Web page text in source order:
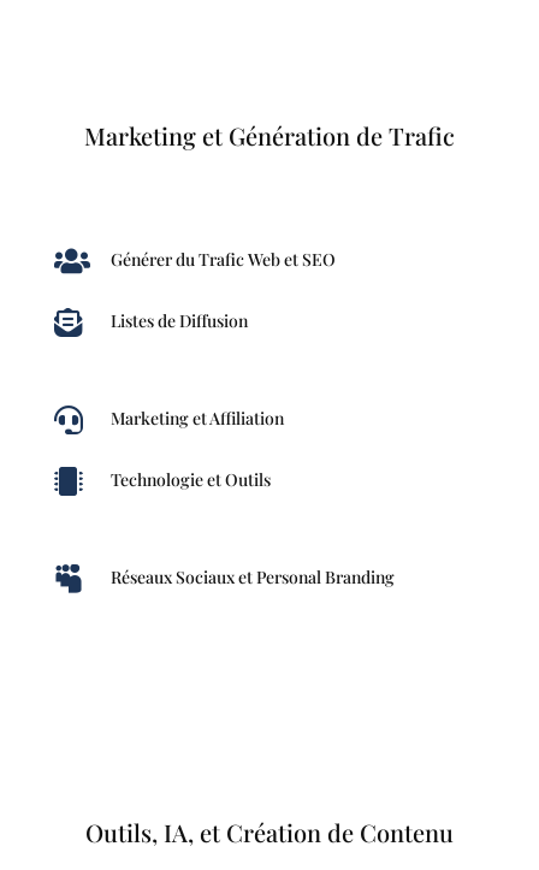
Marketing et Génération de Trafic
 Générer du Trafic Web et SEO
 Listes de Diffusion
 Marketing et Affiliation
 Technologie et Outils
 Réseaux Sociaux et Personal Branding
Outils, IA, et Création de Contenu